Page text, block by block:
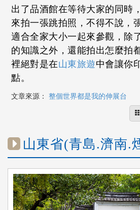
出了品酒館在等待大家的同時
來拍一張跳拍照，不得不說，
適合全家大小一起來參觀，除
的知識之外，還能拍出怎麼拍
裡絕對是在山東旅遊中會讓你
點。
文章來源：整個世界都是我的伸展台
山東省(青島.濟南.